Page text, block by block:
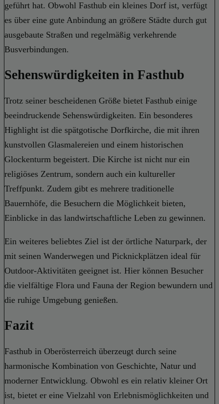
geführt hat. Obwohl Fasthub ein kleines Dorf ist, verfügt
es über eine gute Anbindung an größere Städte durch gut
ausgebaute Straßen und regelmäßig verkehrende
Busverbindungen.
Sehenswürdigkeiten in Fasthub
Trotz seiner bescheidenen Größe bietet Fasthub einige
beeindruckende Sehenswürdigkeiten. Ein besonderes
Highlight ist die spätgotische Dorfkirche, die mit ihren
kunstvollen Glasmalereien und einem historischen
Glockenturm begeistert. Die Kirche ist nicht nur ein
religiöses Zentrum, sondern auch ein kultureller
Treffpunkt. Zudem gibt es mehrere traditionelle
Bauernhöfe, die Besuchern die Möglichkeit bieten,
Einblicke in das landwirtschaftliche Leben zu gewinnen.
Ein weiteres beliebtes Ziel ist der örtliche Naturpark, der
mit seinen Wanderwegen und Picknickplätzen ideal für
Outdoor-Aktivitäten geeignet ist. Hier können Besucher
die vielfältige Flora und Fauna der Region bewundern und
die ruhige Umgebung genießen.
Fazit
Fasthub in Oberösterreich überzeugt durch seine
harmonische Kombination von Geschichte, Natur und
moderner Entwicklung. Obwohl es ein relativ kleiner Ort
ist, bietet er eine Vielzahl von Erlebnismöglichkeiten und